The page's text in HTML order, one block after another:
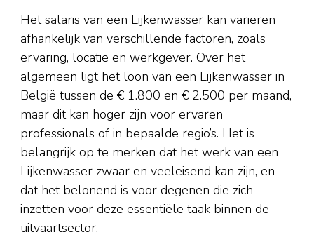
Het salaris van een Lijkenwasser kan variëren
afhankelijk van verschillende factoren, zoals
ervaring, locatie en werkgever. Over het
algemeen ligt het loon van een Lijkenwasser in
België tussen de € 1.800 en € 2.500 per maand,
maar dit kan hoger zijn voor ervaren
professionals of in bepaalde regio’s. Het is
belangrijk op te merken dat het werk van een
Lijkenwasser zwaar en veeleisend kan zijn, en
dat het belonend is voor degenen die zich
inzetten voor deze essentiële taak binnen de
uitvaartsector.